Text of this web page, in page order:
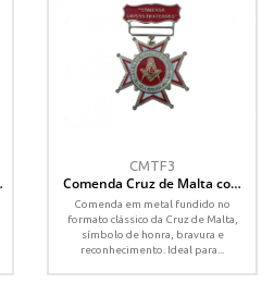
CMTF3
Comenda Cruz de Malta com
Passador de Fita Especial –
50mm
Comenda em metal fundido no
formato clássico da Cruz de Malta,
símbolo de honra, bravura e
reconhecimento. Ideal para...